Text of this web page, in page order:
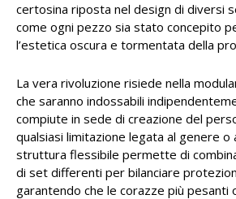
certosina riposta nel design di diversi
come ogni pezzo sia stato concepito
l’estetica oscura e tormentata della
La vera rivoluzione risiede nella
che saranno indossabili
compiute in sede di creazione del
qualsiasi limitazione legata al genere o
struttura flessibile permette di
di set differenti per bilanciare
garantendo che le corazze più pesanti